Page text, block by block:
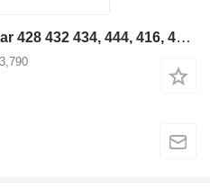
Piezas usadas de Caterpillar 428 432 434, 444, 416, 420, 422, 4 motor para Caterpillar 428 432 434, 444, 416, 420, 422, 426 retroexcavadora